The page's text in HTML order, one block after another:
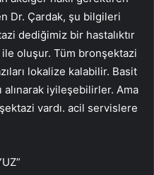
Dr. Çardak, şu bilgileri
dediğimiz bir hastalıktır
oluşur. Tüm bronşektazi
lokalize kalabilir. Basit
alınarak iyileşebilirler. Ama
vardı. acil servislere